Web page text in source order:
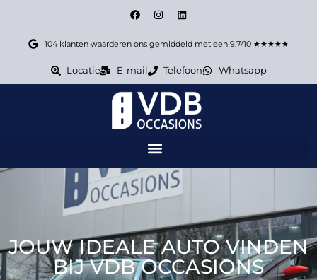
104 klanten waarderen ons gemiddeld met een 9.7/10 ★★★★★
Locatie E-mail Telefoon Whatsapp
JOUW IDEALE AUTO VINDEN
BIJ VDB OCCASIONS